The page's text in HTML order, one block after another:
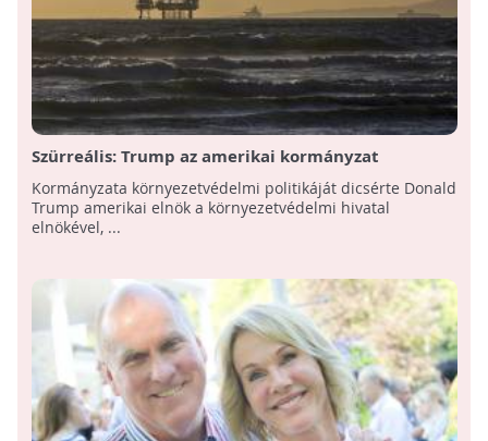
Szürreális: Trump az amerikai kormányzat
környezetvédelmi politikáját dicsérte
Kormányzata környezetvédelmi politikáját dicsérte Donald
Trump amerikai elnök a környezetvédelmi hivatal
elnökével, ...